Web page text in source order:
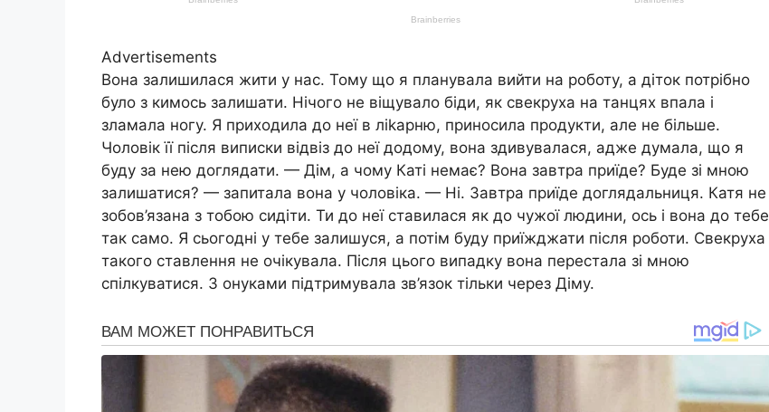
Advertisements
Вона залишилася жити у нас. Тому що я планувала вийти на роботу, а діток потрібно
було з кимось залишати. Нічого не віщувало біди, як свекруха на танцях впала і
зламала ногу. Я приходила до неї в ліkарню, приносила продукти, але не більше.
Чоловік її після виписки відвіз до неї додому, вона здивувалася, адже думала, що я
буду за нею доглядати. — Дім, а чому Каті немає? Вона завтра приїде? Буде зі мною
залишатися? — запитала вона у чоловіка. — Ні. Завтра приїде доглядальниця. Катя не
зобов’язана з тобою сидіти. Ти до неї ставилася як до чужої людини, ось і вона до тебе
так само. Я сьогодні у тебе залишуся, а потім буду приїжджати після роботи. Свекруха
такого ставлення не очікувала. Після цього випадку вона перестала зі мною
спілкуватися. З онуками підтримувала зв’язок тільки через Діму.